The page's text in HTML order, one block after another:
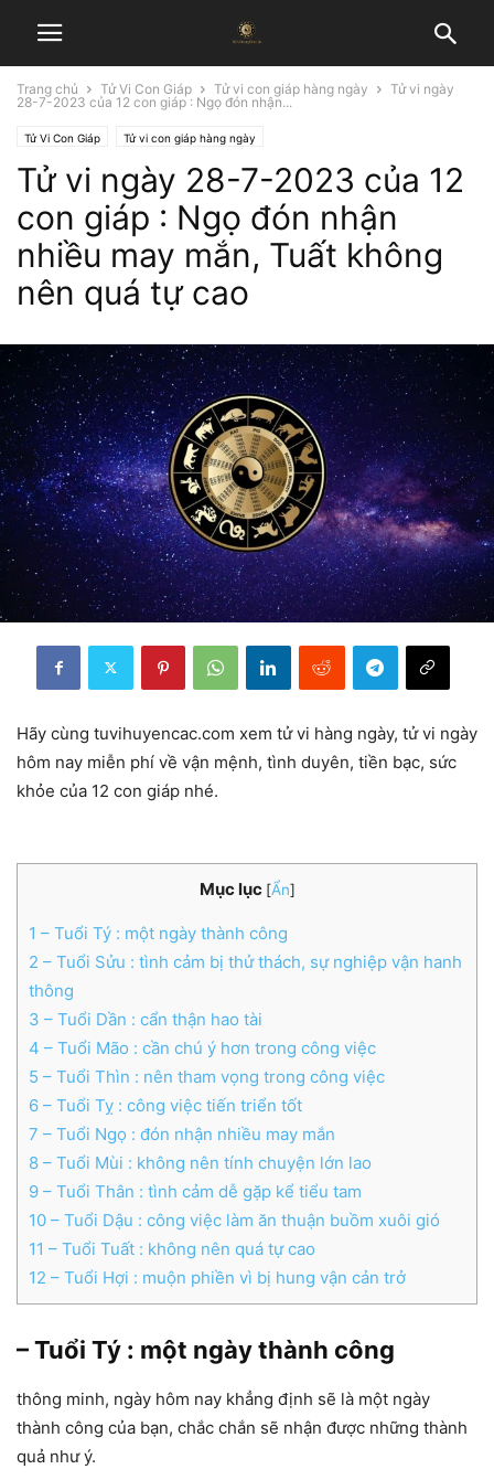
Trang chủ Tử Vi Con Giáp Tử vi con giáp hàng ngày
Tử vi ngày
28-7-2023 của 12 con giáp : Ngọ đón nhận...
Tử Vi Con Giáp Tử vi con giáp hàng ngày
Tử vi ngày 28-7-2023 của 12
con giáp : Ngọ đón nhận
nhiều may mắn, Tuất không
nên quá tự cao
Hãy cùng tuvihuyencac.com xem tử vi hàng ngày, tử vi ngày
hôm nay miễn phí về vận mệnh, tình duyên, tiền bạc, sức
khỏe của 12 con giáp nhé.
Mục lục [Ẩn]
1 – Tuổi Tý : một ngày thành công
2 – Tuổi Sửu : tình cảm bị thử thách, sự nghiệp vận hanh
thông
3 – Tuổi Dần : cẩn thận hao tài
4 – Tuổi Mão : cần chú ý hơn trong công việc
5 – Tuổi Thìn : nên tham vọng trong công việc
6 – Tuổi Tỵ : công việc tiến triển tốt
7 – Tuổi Ngọ : đón nhận nhiều may mắn
8 – Tuổi Mùi : không nên tính chuyện lớn lao
9 – Tuổi Thân : tình cảm dễ gặp kể tiểu tam
10 – Tuổi Dậu : công việc làm ăn thuận buồm xuôi gió
11 – Tuổi Tuất : không nên quá tự cao
12 – Tuổi Hợi : muộn phiền vì bị hung vận cản trở
– Tuổi Tý : một ngày thành công
thông minh, ngày hôm nay khẳng định sẽ là một ngày
thành công của bạn, chắc chắn sẽ nhận được những thành
quả như ý.